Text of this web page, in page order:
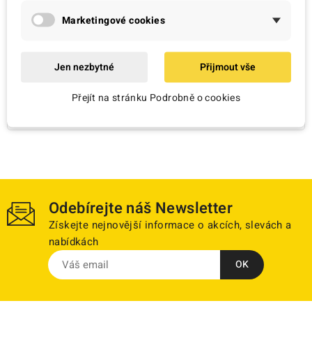
Zobrazení 1-1 z 1 položek

Odebírejte náš Newsletter
Získejte nejnovější informace o akcích, slevách a
nabídkách
Marketingové cookies
Jen nezbytné Přijmout vše
Přejít na stránku Podrobně o cookies